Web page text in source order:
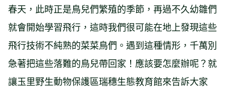
森林之美 即日起開始報名
春天，此時正是鳥兒們繁殖的季節，再過不久幼雛們
就會開始學習飛行，這時我們很可能在地上發現這些
飛行技術不純熟的菜菜鳥們。遇到這種情形，千萬別
急著把這些落難的鳥兒帶回家！應該要怎麼辦呢？就
讓玉里野生動物保護區瑞穗生態教育館來告訴大家